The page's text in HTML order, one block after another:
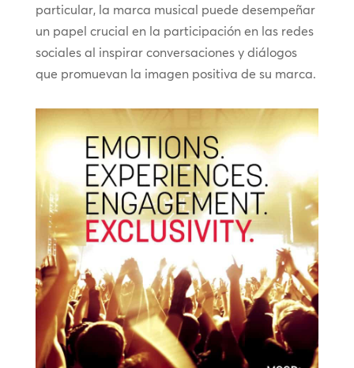
particular, la marca musical puede desempeñar
un papel crucial en la participación en las redes
sociales al inspirar conversaciones y diálogos
que promuevan la imagen positiva de su marca.